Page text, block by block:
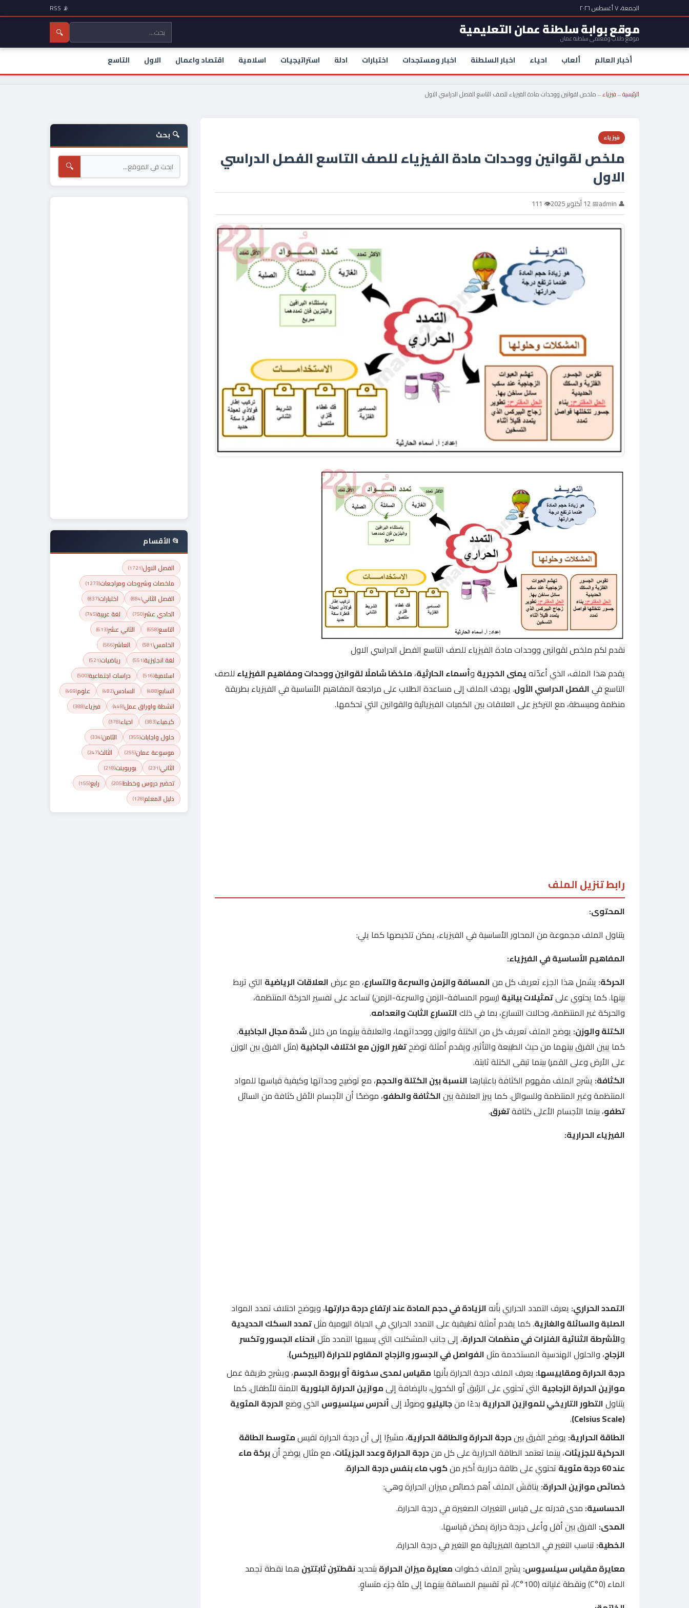
الجمعة، ٧ أغسطس ٢٠٢٦ 📡 RSS
موقع بوابة سلطنة عمان التعليمية
موقع طلاب ومعلمي سلطنة عمان
🔍
أخبار العالم ألعاب احياء اخبار السلطنة اخبار ومستجدات اختبارات ادلة استراتيجيات اسلامية اقتصاد واعمال الاول التاسع
الرئيسية←فيزياء←ملخص لقوانين ووحدات مادة الفيزياء للصف التاسع الفصل الدراسي الاول
فيزياء
ملخص لقوانين ووحدات مادة الفيزياء للصف التاسع الفصل الدراسي
الاول
👤 admin 📅 12 أكتوبر 2025 👁 111
نقدم لكم ملخص لقوانين ووحدات مادة الفيزياء للصف التاسع الفصل الدراسي الاول
يقدم هذا الملف، الذي أعدّتهيمنى الحَجرية وأسماء الحارثية، ملخصًا شاملًا لقوانين ووحدات ومفاهيم الفيزياء للصف
التاسع فيالفصل الدراسي الأول. يهدف الملف إلى مساعدة الطلاب على مراجعة المفاهيم الأساسية في الفيزياء بطريقة
منظمة ومبسطة، مع التركيز على العلاقات بين الكميات الفيزيائية والقوانين التي تحكمها.
رابط تنزيل الملف
المحتوى:
يتناول الملف مجموعة من المحاور الأساسية في الفيزياء، يمكن تلخيصها كما يلي:
المفاهيم الأساسية في الفيزياء:
الحركة: يشمل هذا الجزء تعريف كل منالمسافة والزمن والسرعة والتسارع، مع عرضالعلاقات الرياضية التي تربط
بينها. كما يحتوي علىتمثيلات بيانية (رسوم المسافة-الزمن والسرعة-الزمن) تساعد على تفسير الحركة المنتظمة،
والحركة غير المنتظمة، وحالات التسارع، بما في ذلكالتسارع الثابت وانعدامه.
الكتلة والوزن: يوضح الملف تعريف كل من الكتلة والوزن ووحداتهما، والعلاقة بينهما من خلالشدة مجال الجاذبية.
كما يبين الفرق بينهما من حيث الطبيعة والتأثير، ويقدم أمثلة توضحتغير الوزن مع اختلاف الجاذبية (مثل الفرق بين الوزن
على الأرض وعلى القمر) بينما تبقى الكتلة ثابتة.
الكثافة: يشرح الملف مفهوم الكثافة باعتبارها النسبة بين الكتلة والحجم، مع توضيح وحداتها وكيفية قياسها للمواد
المنتظمة وغير المنتظمة وللسوائل. كما يبرز العلاقة بينالكثافة والطفو، موضحًا أن الأجسام الأقل كثافة من السائل
تطفو، بينما الأجسام الأعلى كثافةتغرق.
الفيزياء الحرارية:
التمدد الحراري: يعرف التمدد الحراري بأنهالزيادة في حجم المادة عند ارتفاع درجة حرارتها، ويوضح اختلاف تمدد المواد
الصلبة والسائلة والغازية. كما يقدم أمثلة تطبيقية على التمدد الحراري في الحياة اليومية مثلتمدد السكك الحديدية
والأشرطة الثنائية الفلزات في منظمات الحرارة، إلى جانب المشكلات التي يسببها التمدد مثلانحناء الجسور وتكسر
الزجاج، والحلول الهندسية المستخدمة مثلالفواصل في الجسور والزجاج المقاوم للحرارة (البيركس).
درجة الحرارة ومقاييسها: يعرف الملف درجة الحرارة بأنها مقياس لمدى سخونة أو برودة الجسم، ويشرح طريقة عمل
موازين الحرارة الزجاجية التي تحتوي على الزئبق أو الكحول، بالإضافة إلىموازين الحرارة البلورية الآمنة للأطفال. كما
يتناولالتطور التاريخي للموازين الحرارية بدءًا منجاليليو وصولًا إلىأندرس سيلسيوس الذي وضعالدرجة المئوية
(Celsius Scale)
.
الطاقة الحرارية: يوضح الفرق بيندرجة الحرارة والطاقة الحرارية، مشيرًا إلى أن درجة الحرارة تقيسمتوسط الطاقة
الحركية للجزيئات، بينما تعتمد الطاقة الحرارية على كل مندرجة الحرارة وعدد الجزيئات، مع مثال يوضح أنبركة ماء
عند 60 درجة مئوية
تحتوي على طاقة حرارية أكبر منكوب ماء بنفس درجة الحرارة.
خصائص موازين الحرارة: يناقش الملف أهم خصائص ميزان الحرارة وهي:
الحساسية: مدى قدرته على قياس التغيرات الصغيرة في درجة الحرارة.
المدى: الفرق بين أقل وأعلى درجة حرارة يمكن قياسها.
الخطية: تناسب التغير في الخاصية الفيزيائية مع التغير في درجة الحرارة.
معايرة مقياس سيلسيوس: يشرح الملف خطواتمعايرة ميزان الحرارة بتحديدنقطتين ثابتتين هما نقطة تجمد
الماء (0°C) ونقطة غليانه (100°C)، ثم تقسيم المسافة بينهما إلى مئة جزء متساوٍ.
🔍 بحث
🔍
📂 الأقسام
الفصل الاول(1721)
ملخصات وشروحات ومراجعات(1273)
الفصل الثاني(884) اختبارات(837)
الحادي عشر(750) لغة عربية(745)
التاسع(658) الثاني عشر(613)
الخامس(581) العاشر(566)
لغة انجليزية(551) رياضيات(521)
اسلامية(516) دراسات اجتماعية(500)
السابع(488) السادس(482) علوم(469)
انشطة واوراق عمل(448) فيزياء(388)
كيمياء(383) احياء(378)
حلول واجابات(355) الثامن(334)
موسوعة عمان(255) الثالث(247)
الثاني(231) بوربوينت(218)
تحضير دروس وخطط(205) رابع(155)
دليل المعلم(128)